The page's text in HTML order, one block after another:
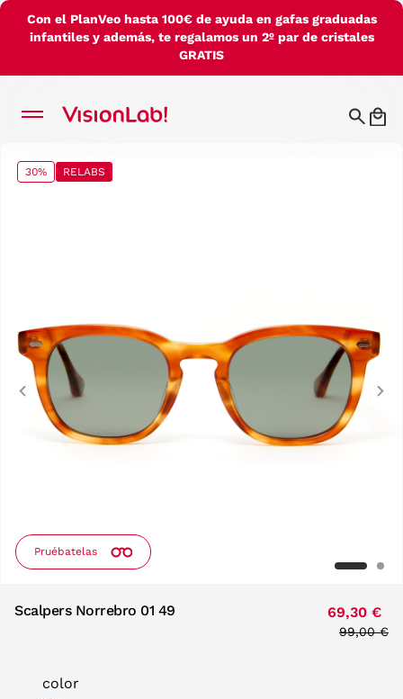
Con el PlanVeo hasta 100€ de ayuda en gafas graduadas
infantiles y además, te regalamos un 2º par de cristales
GRATIS
30% RELABS
Pruébatelas
Previous
Scalpers Norrebro 01 49 69,30 €
Price
99,00 €
color